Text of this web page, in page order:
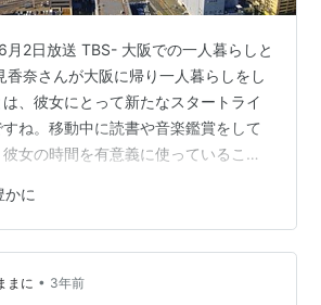
2日放送 TBS- 大阪での一人暮らしと
香奈さんが大阪に帰り一人暮らしをし
、彼女にとって新たなスタートライ
ね。移動中に読書や音楽鑑賞をして
女の時間を有意義に使っていること
見さんの感想にも興味が湧きます
げるだけでなく、心を豊かにしてく
是非彼女がおすすめする本を読んで
への情熱と日々の努力 大阪での暮らし
かに
まに • 3年前